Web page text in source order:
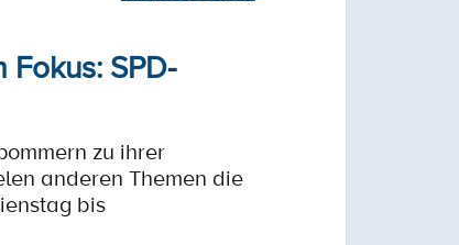
SPD-
zu ihrer
anderen Themen die
bis